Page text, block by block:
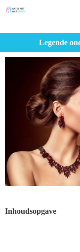
Legende
Inhoudsopgave